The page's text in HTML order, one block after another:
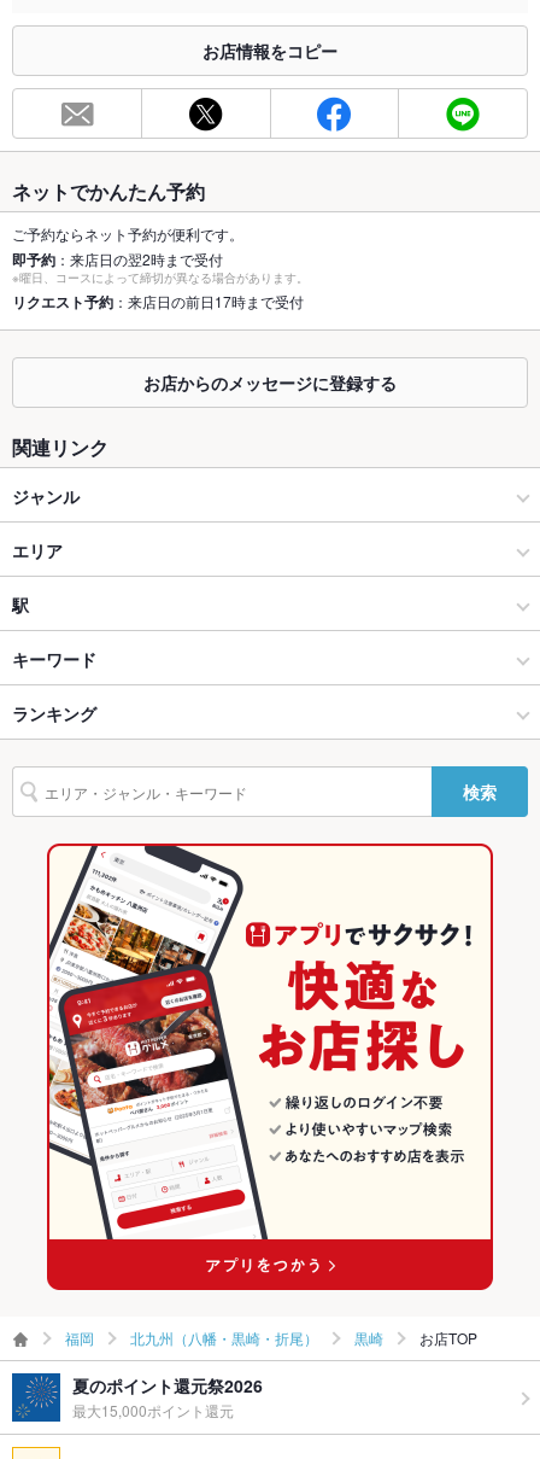
合わせください。
お席
容人数
個室 なし ：ソファ席個室ございます。
座敷 なし
掘りごたつ なし
あり ：おひとり様歓迎のカウンター席ございます♪
貸切
貸切不可 ：貸切可能◎団体宴会大歓迎！お得なクーポンもござ
設備
Wi-Fi 未確認
バリアフリ
ー
なし
その他設備 －
その他
あり ：生ビールOK♪120分2000円！
食べ放題 あり ：本格韓国料理の食べ放題3100円～
カクテル充実、焼酎充実
お子様連れ お子様連れOK
ウェディン
グパーティ
ー二次会
－
可
お店情報をコピー
ネットでかんたん予約
ご予約ならネット予約が便利です。
即予約 ：来店日の翌2時まで受付
※曜日、コースによって締切が異なる場合があります。
リクエスト予約 ：来店日の前日17時まで受付
お店からのメッセージに登録する
関連リンク
ジャンル
居酒屋
洋・和洋・各国料理・その他
北九州（八幡・黒崎・折尾） × 居酒屋
北九州（八幡・黒崎・折尾） × 洋・和洋・各国料理・その他
黒崎駅 × 居酒屋
黒崎駅 × 洋・和洋・各国料理・その他
韓国料理
韓国料理全般
北九州（八幡・黒崎・折尾） × 韓国料理
北九州（八幡・黒崎・折尾） × 韓国料理全般
黒崎駅 × 韓国料理
黒崎駅 × 韓国料理全般
エリア
黒崎
黒崎 × 居酒屋
黒崎 × 洋・和洋・各国料理・その他
黒崎 × 韓国料理
黒崎 × 韓国料理全般
福岡 × 居酒屋
福岡 × 洋・和洋・各国料理・その他
福岡 × 韓国料理
福岡 × 韓国料理全般
駅
黒崎駅
黒崎駅前駅
キーワード
塩辛 エビ料理 石焼きビビンバ
ランキング
福岡のグルメランキング
福岡の居酒屋ランキング
北九州（八幡・黒崎・折尾）のグルメランキング
北九州（八幡・黒崎・折尾）の居酒屋ランキング
黒崎のグルメランキング
黒崎の居酒屋ランキング
検索
福岡 北九州（八幡・黒崎・折尾） 黒崎 お店TOP
夏のポイント還元祭2026
最大15,000ポイント還元